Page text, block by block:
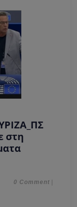
στη
0 Comment |